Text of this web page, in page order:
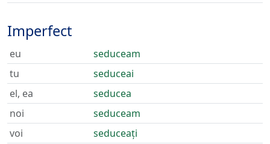
Imperfect
eu
seduceam
tu
seduceai
el, ea
seducea
noi
seduceam
voi
seduceați